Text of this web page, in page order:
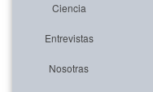
Ciencia
Entrevistas
Nosotras